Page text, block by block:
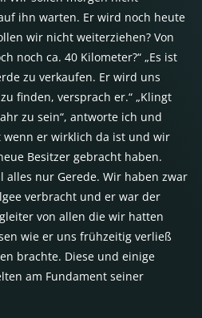
ihn warten. Er wird noch heute
wir nicht weiterziehen? Von
noch ca. 40 Kilometer?“ „Es ist
zu verkaufen. Er wird uns
finden, versprach er.“ „Klingt
zu sein“, antworte ich und
wenn er wirklich da ist und wir
Besitzer gebracht haben.
nur Gerede. Wir haben zwar
verbracht und er war der
von allen die wir hatten
wie er uns frühzeitig verließ
brachte. Diese und einige
am Fundament seiner